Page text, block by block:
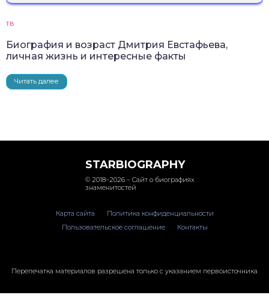
ТВ
Биография и возраст Дмитрия Евстафьева,
личная жизнь и интересные факты
Читать далее
STARBIOGRAPHY
© 2018–2026 – Сайт о биографиях
знаменитостей
Карта сайта
Политика конфиденциальности
Пользовательское соглашение
Контакты
Перепечатка материалов разрешена только с указанием первоисточника